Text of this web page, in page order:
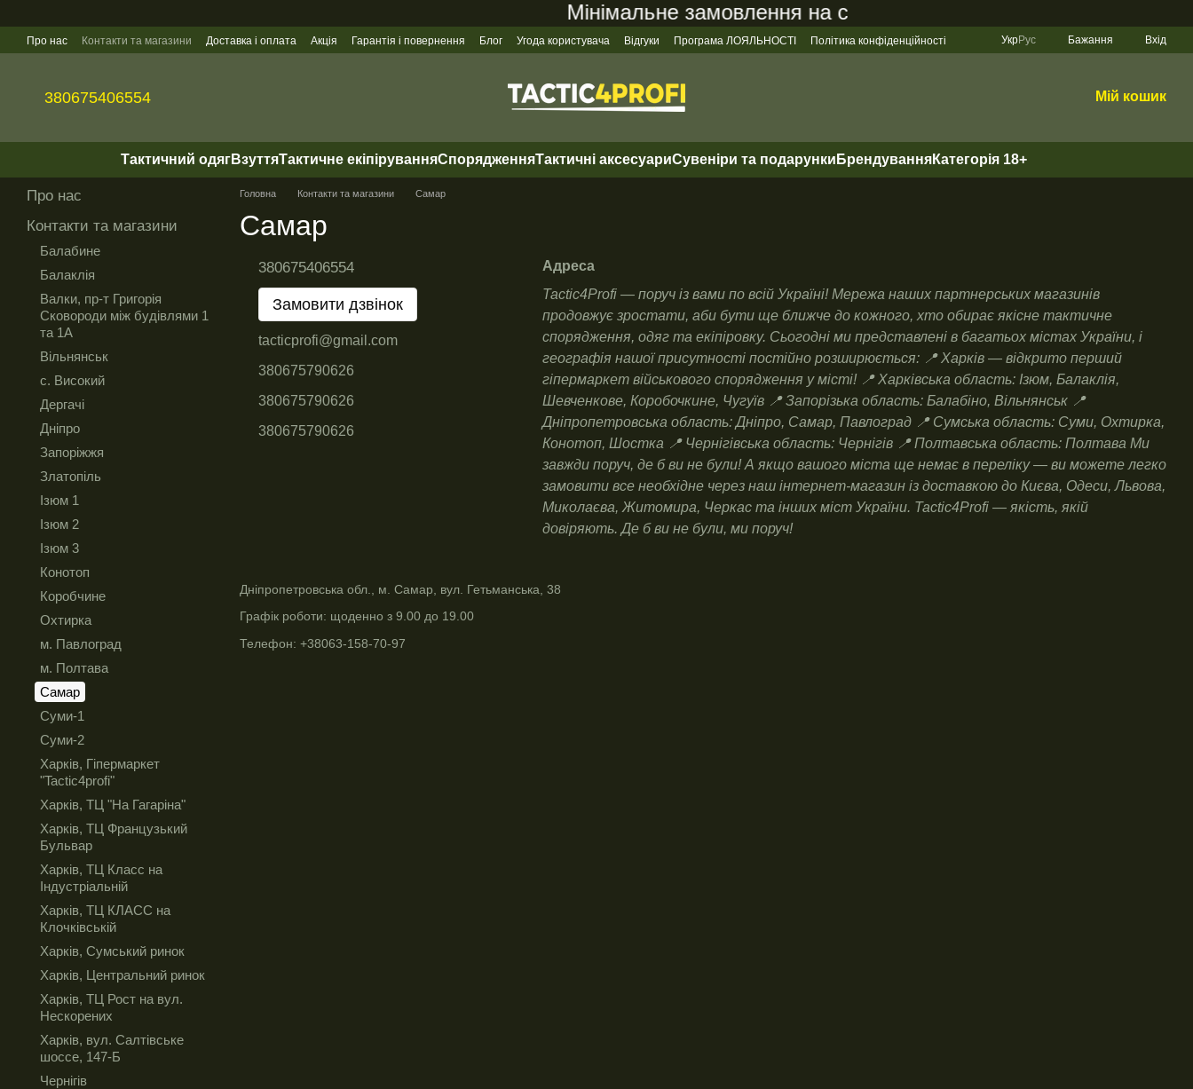
Мінімальне замовлення на сайті становить 200 грн
Про нас Контакти та магазини Доставка і оплата Акція Гарантія і повернення Блог Угода користувача Відгуки Програма ЛОЯЛЬНОСТІ
Політика конфіденційності
УкрРус Бажання Вхід
380675406554 Мій кошик
Тактичний одягВзуттяТактичне екіпіруванняСпорядженняТактичні аксесуариСувеніри та подарунки БрендуванняКатегорія 18+
Головна Контакти та магазини Самар
Самар
380675406554
Замовити дзвінок
tacticprofi@gmail.com
380675790626
380675790626
380675790626
Адреса
Tactic4Profi — поруч із вами по всій Україні! Мережа наших партнерських магазинів
продовжує зростати, аби бути ще ближче до кожного, хто обирає якісне тактичне
спорядження, одяг та екіпіровку. Сьогодні ми представлені в багатьох містах України, і
географія нашої присутності постійно розширюється: 📍 Харків — відкрито перший
гіпермаркет військового спорядження у місті! 📍 Харківська область: Ізюм, Балаклія,
Шевченкове, Коробочкине, Чугуїв 📍 Запорізька область: Балабіно, Вільнянськ 📍
Дніпропетровська область: Дніпро, Самар, Павлоград 📍 Сумська область: Суми, Охтирка,
Конотоп, Шостка 📍 Чернігівська область: Чернігів 📍 Полтавська область: Полтава Ми
завжди поруч, де б ви не були! А якщо вашого міста ще немає в переліку — ви можете легко
замовити все необхідне через наш інтернет-магазин із доставкою до Києва, Одеси, Львова,
Миколаєва, Житомира, Черкас та інших міст України. Tactic4Profi — якість, якій
довіряють. Де б ви не були, ми поруч!
Дніпропетровська обл., м. Самар, вул. Гетьманська, 38
Графік роботи: щоденно з 9.00 до 19.00
Телефон: +38063-158-70-97
Про нас
Контакти та магазини
Балабине
Балаклія
Валки, пр-т Григорія
Сковороди між будівлями 1
та 1А
Вільнянськ
с. Високий
Дергачі
Дніпро
Запоріжжя
Златопіль
Ізюм 1
Ізюм 2
Ізюм 3
Конотоп
Коробчине
Охтирка
м. Павлоград
м. Полтава
Самар
Суми-1
Суми-2
Харків, Гіпермаркет
"Tactic4profi"
Харків, ТЦ "На Гагаріна"
Харків, ТЦ Французький
Бульвар
Харків, ТЦ Класс на
Індустріальній
Харків, ТЦ КЛАСС на
Клочківській
Харків, Сумський ринок
Харків, Центральний ринок
Харків, ТЦ Рост на вул.
Нескорених
Харків, вул. Салтівське
шоссе, 147-Б
Чернігів